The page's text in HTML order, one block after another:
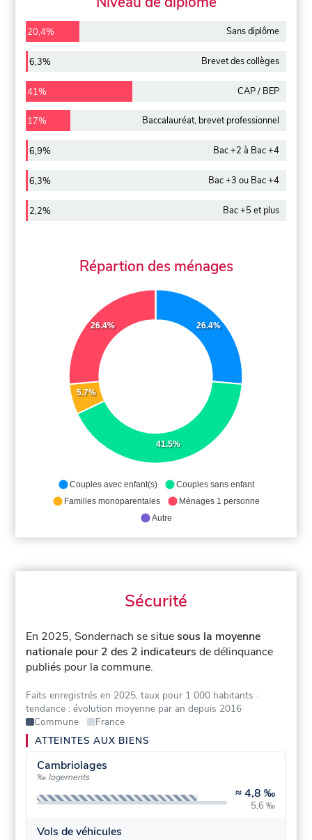
20,4% Sans diplôme
6,3% Brevet des collèges
41% CAP / BEP
17% Baccalauréat, brevet professionnel
6,9% Bac +2 à Bac +4
6,3% Bac +3 ou Bac +4
2,2% Bac +5 et plus
Répartion des ménages
26.4%
41.5%
5.7%
26.4%
Couples avec enfant(s)
Couples sans enfant
Familles monoparentales
Ménages 1 personne
Autre
Sécurité
En 2025, Sondernach se situesous la moyenne
nationale pour 2 des 2 indicateurs de délinquance
publiés pour la commune.
Faits enregistrés en 2025, taux pour 1 000 habitants ·
tendance : évolution moyenne par an depuis 2016
Commune
France
ATTEINTES AUX BIENS
Cambriolages
‰ logements
≈4,8 ‰
5,6 ‰
Vols de véhicules